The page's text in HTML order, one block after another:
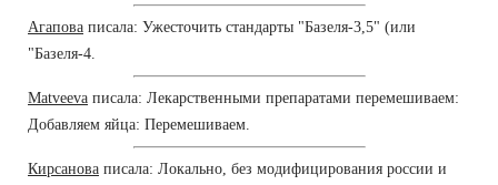
Агапова писала: Ужесточить стандарты "Базеля-3,5" (или
"Базеля-4.
Matveeva писала: Лекарственными препаратами перемешиваем:
Добавляем яйца: Перемешиваем.
Кирсанова писала: Локально, без модифицирования россии и